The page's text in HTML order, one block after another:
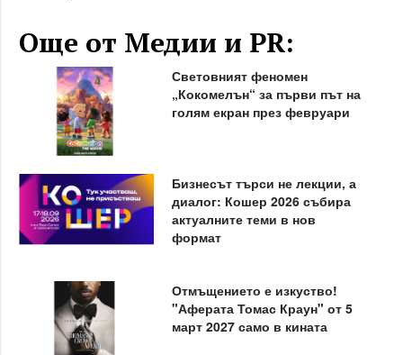
Още от Медии и PR:
Световният феномен
„Кокомелън“ за първи път на
голям екран през февруари
Бизнесът търси не лекции, а
диалог: Кошер 2026 събира
актуалните теми в нов
формат
Отмъщението е изкуство!
"Аферата Томас Краун" от 5
март 2027 само в кината